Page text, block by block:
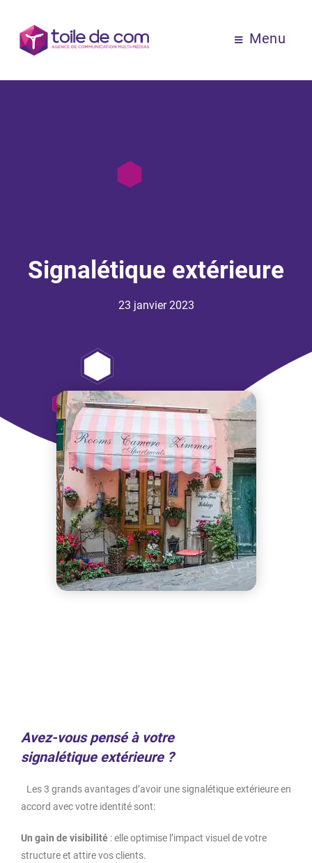
Menu
Signalétique extérieure
23 janvier 2023
Avez-vous pensé à votre
signalétique extérieure ?
Les 3 grands avantages d’avoir une signalétique extérieure en
accord avec votre identité sont:
Un gain de visibilité : elle optimise l’impact visuel de votre
structure et attire vos clients.